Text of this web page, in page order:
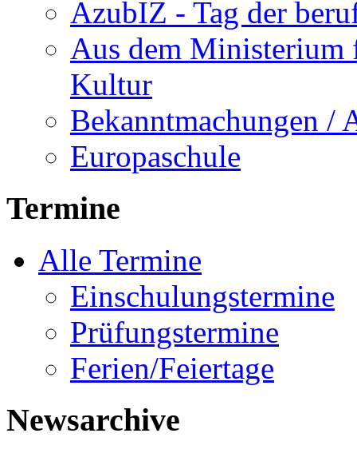
AzubIZ - Tag der
Aus dem Ministerium
Kultur
Bekanntmachungen /
Europaschule
Termine
Alle Termine
Einschulungstermine
Prüfungstermine
Ferien/Feiertage
Newsarchive